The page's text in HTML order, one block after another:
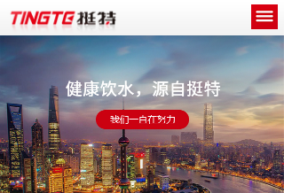
网站首页
关于我们
产品中心
新闻中心